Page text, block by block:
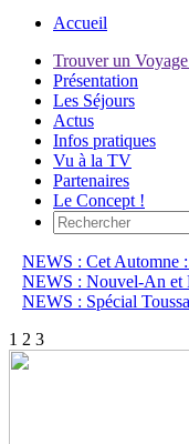
Accueil
Trouver un
Présentation
Les Séjours
Actus
Infos pratiques
Vu à la TV
Partenaires
Le Concept !
NEWS : Cet Automne :
NEWS : Nouvel-An et
NEWS : Spécial
1 2 3